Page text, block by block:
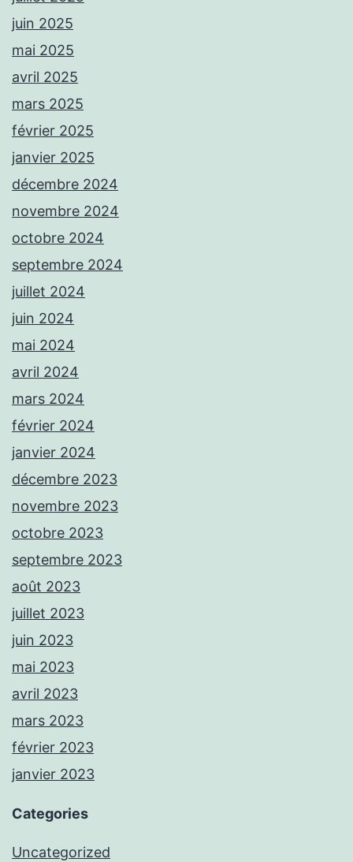
juin 2025
mai 2025
avril 2025
mars 2025
février 2025
janvier 2025
décembre 2024
novembre 2024
octobre 2024
septembre 2024
juillet 2024
juin 2024
mai 2024
avril 2024
mars 2024
février 2024
janvier 2024
décembre 2023
novembre 2023
octobre 2023
septembre 2023
août 2023
juillet 2023
juin 2023
mai 2023
avril 2023
mars 2023
février 2023
janvier 2023
Categories
Uncategorized